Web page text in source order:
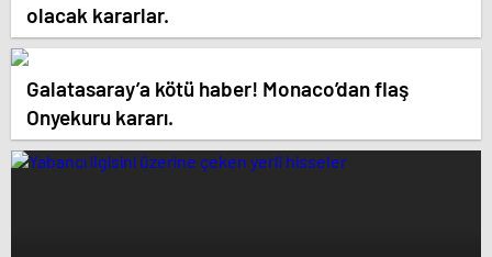
olacak kararlar.
Galatasaray’a kötü haber! Monaco’dan flaş
Onyekuru kararı.